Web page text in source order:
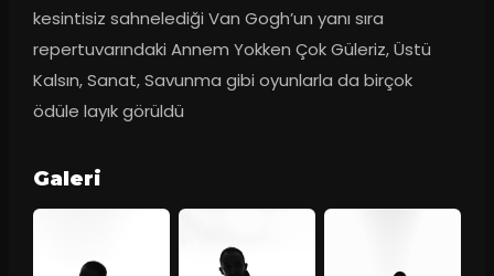
kesintisiz sahnelediği Van Gogh’un yanı sıra
repertuvarındaki Annem Yokken Çok Güleriz, Üstü
Kalsın, Sanat, Savunma gibi oyunlarla da birçok
ödüle layık görüldü
Galeri